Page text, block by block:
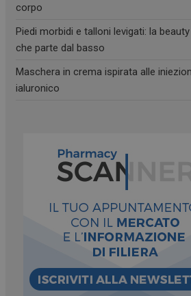
corpo
Piedi morbidi e talloni levigati: la
che parte dal basso
Maschera in crema ispirata alle
ialuronico